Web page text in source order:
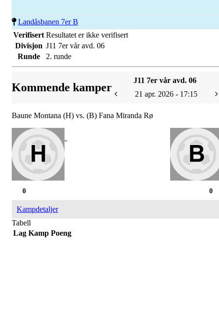
Landåsbanen 7er B
Verifisert Resultatet er ikke verifisert
Divisjon J11 7er vår avd. 06
Runde
2. runde
Kommende kamper
J11 7er vår avd. 06
21 apr. 2026 - 17:15
Baune Montana (H) vs. (B) Fana Miranda Rø
-
0
0
Kampdetaljer
Tabell
Lag Kamp Poeng